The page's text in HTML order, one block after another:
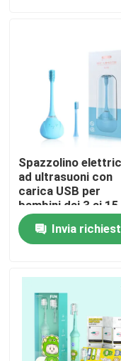
Visita alla fabbrica
Controllo della
Contattaci
Chiedi un
Spazzolino da
spazzolino da
Spazzolino
ad ultrasuoni con
carica USB per
bambini dai 3 ai 15
anni
Invia